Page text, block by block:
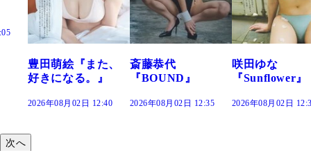
斎藤恭代
『BOUND』
2026年08月02日 12:35
咲田ゆな
『Sunflower』
2026年08月02日 12:30
藤水咲桜『花
だまり』
2026年08月02日
次へ